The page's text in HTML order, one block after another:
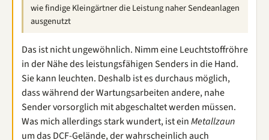
wie findige Kleingärtner die Leistung naher Sendeanlagen
ausgenutzt
Das ist nicht ungewöhnlich. Nimm eine Leuchtstoffröhre
in der Nähe des leistungsfähigen Senders in die Hand.
Sie kann leuchten. Deshalb ist es durchaus möglich,
dass während der Wartungsarbeiten andere, nahe
Sender vorsorglich mit abgeschaltet werden müssen.
Was mich allerdings stark wundert, ist einMetallzaun
um das DCF-Gelände, der wahrscheinlich auch